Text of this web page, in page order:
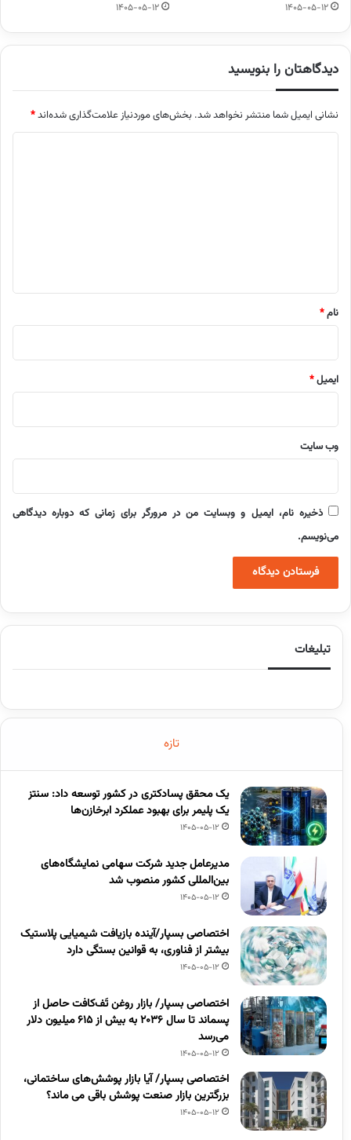
1405-05-12
1405-05-12
دیدگاهتان را بنویسید
نشانی ایمیل شما منتشر نخواهد شد. بخش‌های موردنیاز علامت‌گذاری شده‌اند*
نام*
ایمیل*
وب‌ سایت
ذخیره نام، ایمیل و وبسایت من در مرورگر برای زمانی که دوباره دیدگاهی
می‌نویسم.
تبلیغات
تازه
یک محقق پسادکتری در کشور توسعه داد: سنتز
یک پلیمر برای بهبود عملکرد ابرخازن‌ها
1405-05-12
مدیرعامل جدید شرکت سهامی نمایشگاه‌های
بین‌المللی کشور منصوب شد
1405-05-12
اختصاصی بسپار/آینده بازیافت شیمیایی پلاستیک
بیشتر از فناوری، به قوانین بستگی دارد
1405-05-12
اختصاصی بسپار/ بازار روغن تَف‌کافت حاصل از
پسماند تا سال ۲۰۳۶ به بیش از ۶۱۵ میلیون دلار
می‌رسد
1405-05-12
اختصاصی بسپار/ آیا بازار پوشش‌های ساختمانی،
بزرگترین بازار صنعت پوشش باقی می ماند؟
1405-05-12